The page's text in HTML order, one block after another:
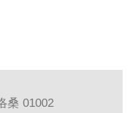
桑 01002